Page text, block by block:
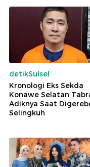
detikSulsel
Kronologi Eks Sekda
Konawe Selatan
Adiknya Saat
Selingkuh